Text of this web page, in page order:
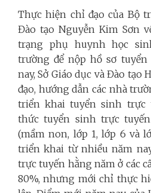
Thực hiện chỉ đạo của Bộ
Đào tạo Nguyễn Kim Sơn
trạng phụ huynh học
trường để nộp hồ sơ
nay, Sở Giáo dục và Đào tạo
đạo, hướng dẫn các nhà
triển khai tuyển sinh trực
thức tuyển sinh trực
(mầm non, lớp 1, lớp 6 và
triển khai từ nhiều năm
trực tuyến hằng năm ở các
80%, nhưng mới chỉ thực